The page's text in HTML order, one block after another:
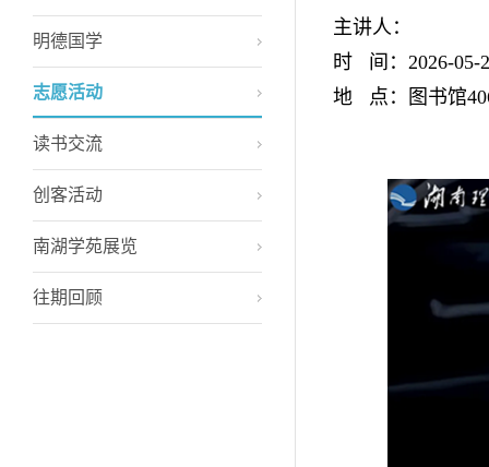
明德国学
志愿活动
读书交流
创客活动
南湖学苑展览
往期回顾
主讲人：
时 间：2026-05-
地 点：图书馆